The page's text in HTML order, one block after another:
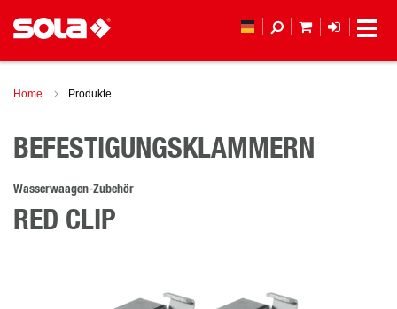
Home Produkte
BEFESTIGUNGSKLAMMERN
Wasserwaagen-Zubehör
RED CLIP
MEIN